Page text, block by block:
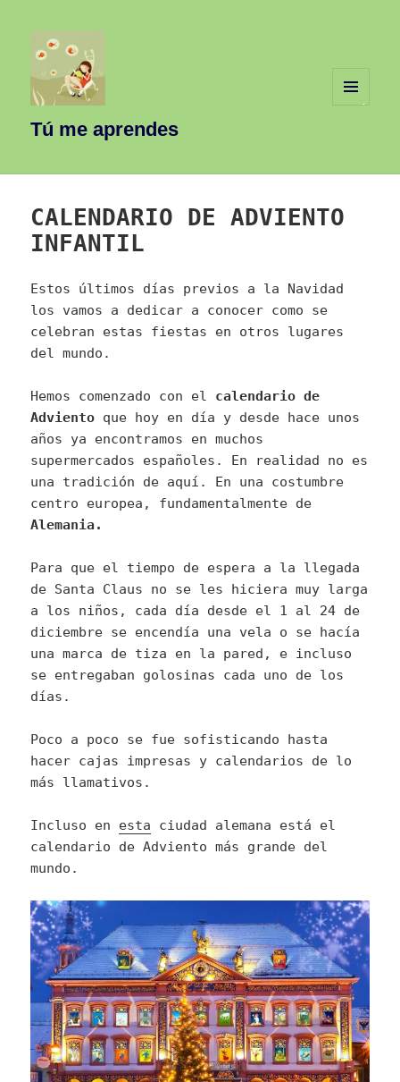
Tú me aprendes
CALENDARIO DE ADVIENTO
INFANTIL
Estos últimos días previos a la Navidad
los vamos a dedicar a conocer como se
celebran estas fiestas en otros lugares
del mundo.
Hemos comenzado con el calendario de
Adviento que hoy en día y desde hace unos
años ya encontramos en muchos
supermercados españoles. En realidad no es
una tradición de aquí. En una costumbre
centro europea, fundamentalmente de
Alemania.
Para que el tiempo de espera a la llegada
de Santa Claus no se les hiciera muy larga
a los niños, cada día desde el 1 al 24 de
diciembre se encendía una vela o se hacía
una marca de tiza en la pared, e incluso
se entregaban golosinas cada uno de los
días.
Poco a poco se fue sofisticando hasta
hacer cajas impresas y calendarios de lo
más llamativos.
Incluso en esta ciudad alemana está el
calendario de Adviento más grande del
mundo.